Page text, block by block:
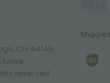
OH 44146
reserved.